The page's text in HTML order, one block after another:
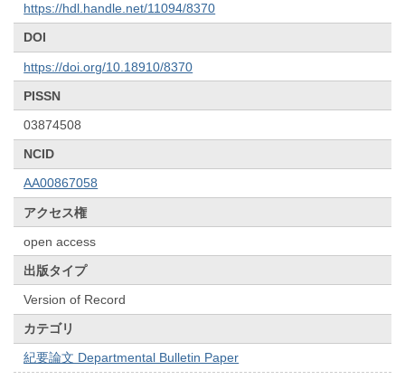
https://hdl.handle.net/11094/8370
DOI
https://doi.org/10.18910/8370
PISSN
03874508
NCID
AA00867058
アクセス権
open access
出版タイプ
Version of Record
カテゴリ
紀要論文 Departmental Bulletin Paper